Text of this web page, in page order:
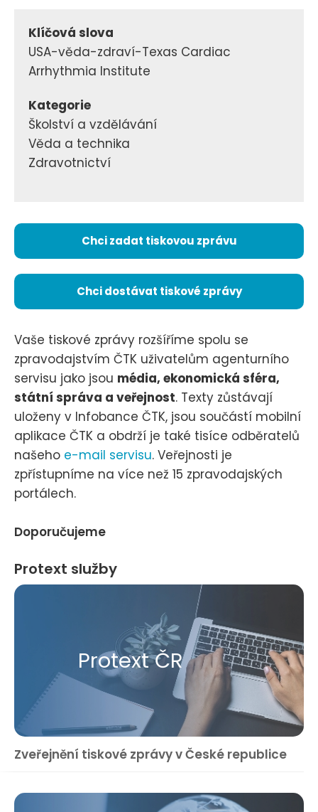
Klíčová slova
USA-věda-zdraví-Texas Cardiac
Arrhythmia Institute
Kategorie
Školství a vzdělávání
Věda a technika
Zdravotnictví
Chci zadat tiskovou zprávu
Chci dostávat tiskové zprávy
Vaše tiskové zprávy rozšíříme spolu se
zpravodajstvím ČTK uživatelům agenturního
servisu jako jsou média, ekonomická sféra,
státní správa a veřejnost. Texty zůstávají
uloženy v Infobance ČTK, jsou součástí mobilní
aplikace ČTK a obdrží je také tisíce odběratelů
našeho e-mail servisu. Veřejnosti je
zpřístupníme na více než 15 zpravodajských
portálech.
Doporučujeme
Protext služby
Protext ČR
Zveřejnění tiskové zprávy v České republice